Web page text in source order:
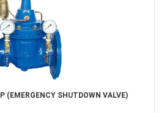
(EMERGENCY SHUTDOWN VALVE)